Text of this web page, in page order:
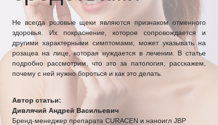
Не всегда розовые щеки являются признаком отменного
здоровья. Их покраснение, которое сопровождается и
другими характерными симптомами, может указывать на
розацеа на лице, которая нуждается в лечении. В статье
подробно рассмотрим, что это за патология, расскажем,
почему с ней нужно бороться и как это делать.
Автор статьи:
Дивлячий Андрей Васильевич
Бренд-менеджер препарата CURACEN и наноигл JBP